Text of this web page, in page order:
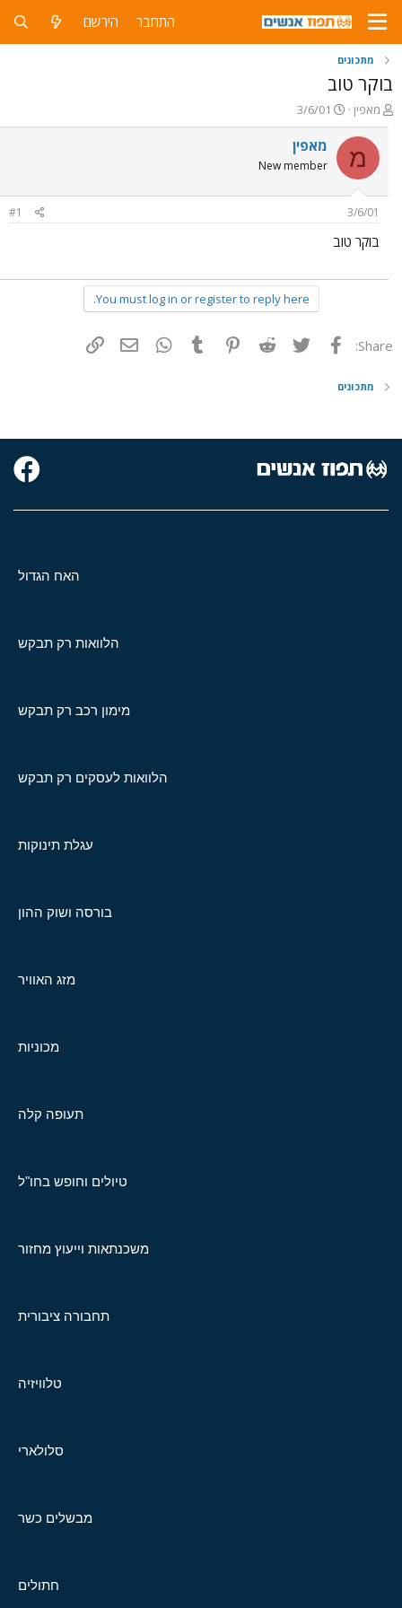
התחבר הירשם
מתכונים
בוקר טוב
פ
ו
ת
ח
ה
ש
א
מאפין
פ
ו
ר
3/6/01
מ מאפין
New member
3/6/01
#1
בוקר טוב
You must log in or register to reply here.
Share: פייסבוק Twitter
Reddit
Pinterest
Tumblr
WhatsAppדואר אלקטרוני
מתכונים
האח הגדול
הלוואות רק תבקש
מימון רכב רק תבקש
הלוואות לעסקים רק תבקש
עגלת תינוקות
בורסה ושוק ההון
מזג האוויר
מכוניות
תעופה קלה
טיולים וחופש בחו"ל
משכנתאות וייעוץ מחזור
תחבורה ציבורית
טלוויזיה
סלולארי
מבשלים כשר
חתולים